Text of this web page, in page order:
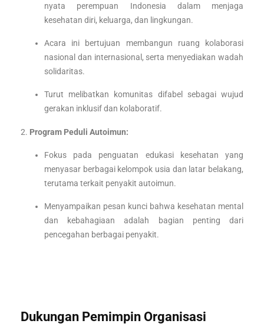
nyata perempuan Indonesia dalam menjaga
kesehatan diri, keluarga, dan lingkungan.
Acara ini bertujuan membangun ruang kolaborasi
nasional dan internasional, serta menyediakan wadah
solidaritas.
Turut melibatkan komunitas difabel sebagai wujud
gerakan inklusif dan kolaboratif.
2. Program Peduli Autoimun:
Fokus pada penguatan edukasi kesehatan yang
menyasar berbagai kelompok usia dan latar belakang,
terutama terkait penyakit autoimun.
Menyampaikan pesan kunci bahwa kesehatan mental
dan kebahagiaan adalah bagian penting dari
pencegahan berbagai penyakit.
Dukungan Pemimpin Organisasi